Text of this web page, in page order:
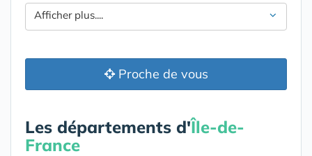
Afficher plus....
Proche de vous
Les départements d'Île-de-
France